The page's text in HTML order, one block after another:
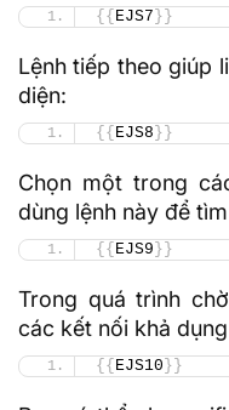
{{EJS7}}
Lệnh tiếp theo giúp
diện:
{{EJS8}}
Chọn một trong
dùng lệnh này để
{{EJS9}}
Trong quá trình
các kết nối khả
{{EJS10}}